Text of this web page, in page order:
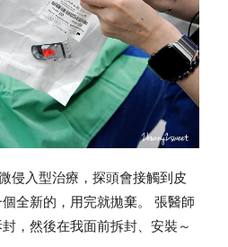
侵入型治療，探頭會接觸到皮
全新的，用完就拋棄。張醫師
，然後在我面前拆封、安裝～